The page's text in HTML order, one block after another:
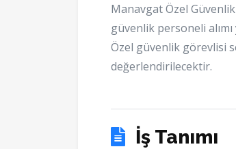
Manavgat Özel
güvenlik personeli alımı
Özel güvenlik görevlisi
değerlendirilecektir.
İş Tanımı